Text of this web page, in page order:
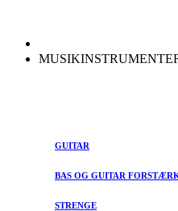
GUITAR
BAS OG GUITAR
STRENGE